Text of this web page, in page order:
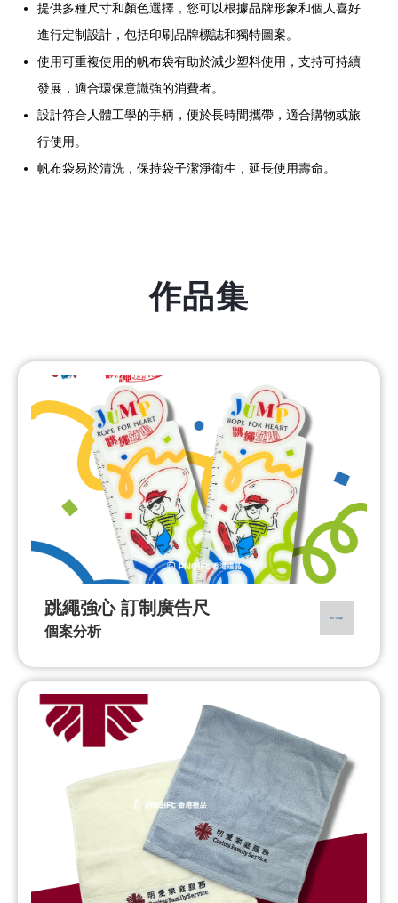
提供多種尺寸和顏色選擇，您可以根據品牌形象和個人喜好
進行定制設計，包括印刷品牌標誌和獨特圖案。
使用可重複使用的帆布袋有助於減少塑料使用，支持可持續
發展，適合環保意識強的消費者。
設計符合人體工學的手柄，便於長時間攜帶，適合購物或旅
行使用。
帆布袋易於清洗，保持袋子潔淨衛生，延長使用壽命。
作品集
跳繩強心 訂制廣告尺
個案分析